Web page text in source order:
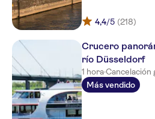
4,4/5 (218)
Crucero
río Düsseldorf
1 hora·Cancelación
Más vendido